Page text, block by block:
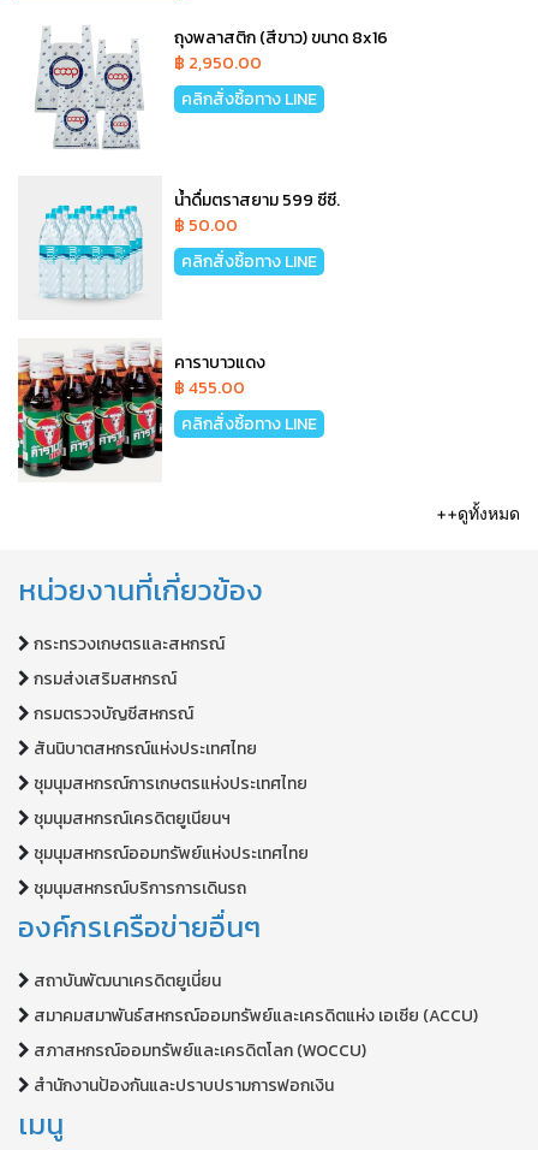
ถุงพลาสติก (สีขาว) ขนาด 8x16
฿ 2,950.00
คลิกสั่งซิ้อทาง LINE
น้ำดื่มตราสยาม 599 ซีซี.
฿ 50.00
คลิกสั่งซิ้อทาง LINE
คาราบาวแดง
฿ 455.00
คลิกสั่งซิ้อทาง LINE
++ดูทั้งหมด
หน่วยงานที่เกี่ยวข้อง
กระทรวงเกษตรและสหกรณ์
กรมส่งเสริมสหกรณ์
กรมตรวจบัญชีสหกรณ์
สันนิบาตสหกรณ์แห่งประเทศไทย
ชุมนุมสหกรณ์การเกษตรแห่งประเทศไทย
ชุมนุมสหกรณ์เครดิตยูเนียนฯ
ชุมนุมสหกรณ์ออมทรัพย์แห่งประเทศไทย
ชุมนุมสหกรณ์บริการการเดินรถ
องค์กรเครือข่ายอื่นๆ
สถาบันพัฒนาเครดิตยูเนี่ยน
สมาคมสมาพันธ์สหกรณ์ออมทรัพย์และเครดิตแห่ง เอเซีย (ACCU)
สภาสหกรณ์ออมทรัพย์และเครดิตโลก (WOCCU)
สำนักงานป้องกันและปราบปรามการฟอกเงิน
เมนู